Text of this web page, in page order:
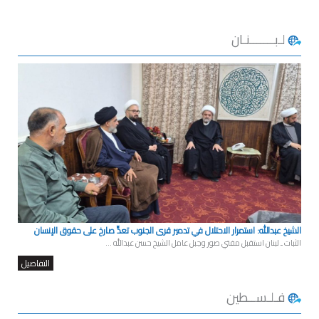
لـبـــــــنـان
الشيخ عبدالله: استمرار الاحتلال في تدمير قرى الجنوب تعدٍّ صارخ على حقوق الإنسان
الثبات ـ لبنان استقبل مفتي صور وجبل عامل الشيخ حسن عبدالله ...
التفاصيل
فـلـســطين